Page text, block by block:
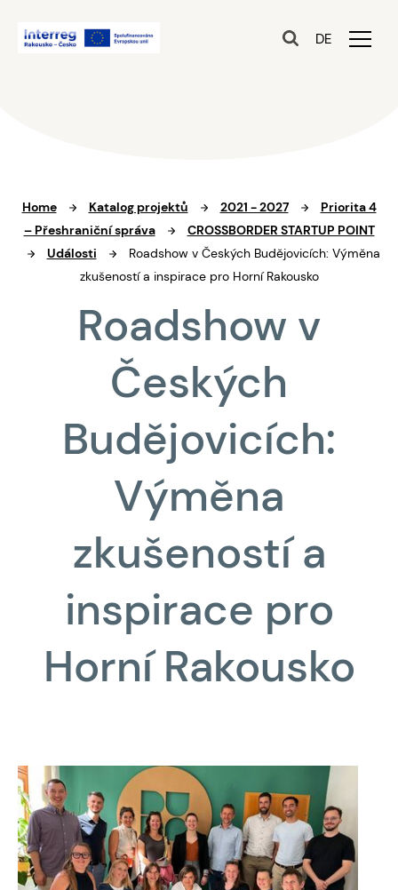
DE
Home Katalog projektů 2021 - 2027
Priorita 4
– Přeshraniční správa
CROSSBORDER STARTUP POINT
Události
Roadshow v Českých Budějovicích: Výměna
zkušeností a inspirace pro Horní Rakousko
Roadshow v
Českých
Budějovicích:
Výměna
zkušeností a
inspirace pro
Horní Rakousko